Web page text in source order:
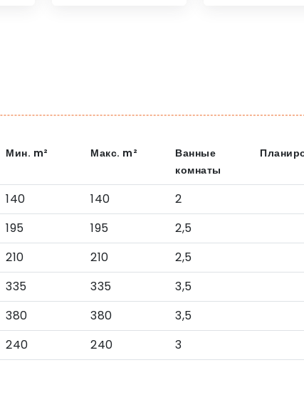
Мин. m² Макс. m²
Ванные
комнаты
140 140
2
195 195
2,5
210 210
2,5
335 335
3,5
380 380
3,5
240 240 3